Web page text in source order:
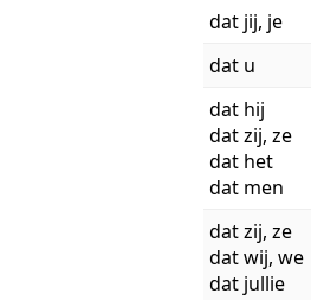
dat jij, je
dat u
dat hij
dat zij, ze
dat het
dat men
dat zij, ze
dat wij, we
dat jullie